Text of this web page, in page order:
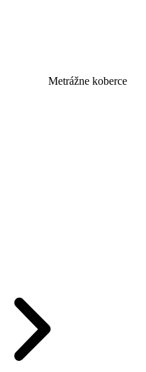
Metrážne koberce